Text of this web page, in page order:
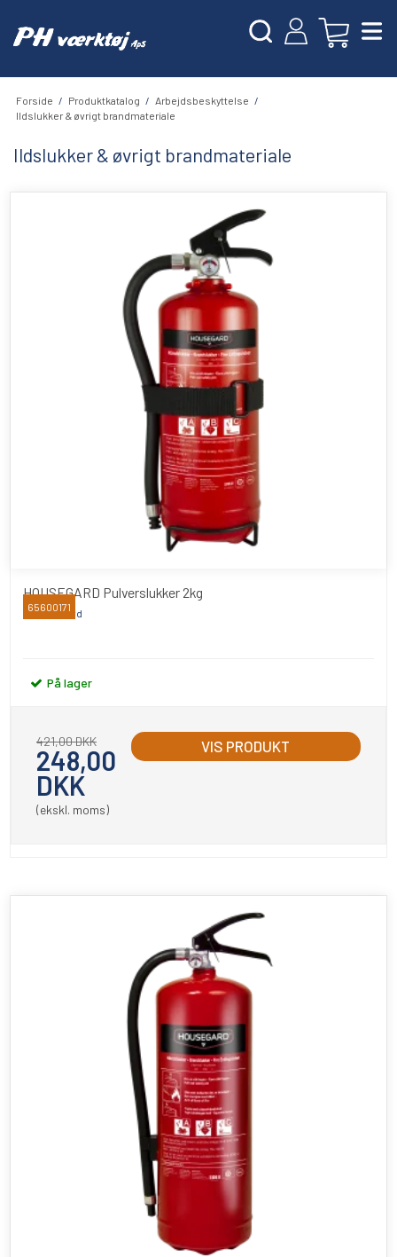
Forside / Produktkatalog / Arbejdsbeskyttelse /
Ildslukker & øvrigt brandmateriale
Ildslukker & øvrigt brandmateriale
HOUSEGARD Pulverslukker 2kg
Housegaard
65600171
På lager
421,00 DKK
248,00
DKK
(ekskl. moms)
VIS PRODUKT